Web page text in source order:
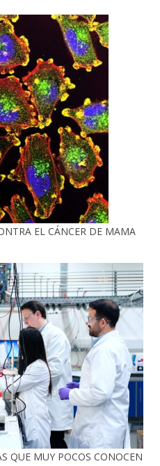
EL CÁNCER DE MAMA
QUE MUY POCOS CONOCEN